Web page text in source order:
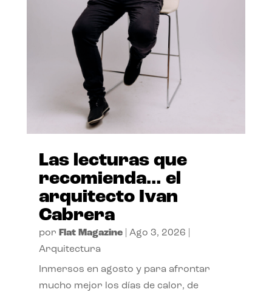
Las lecturas que
recomienda… el
arquitecto Ivan
Cabrera
por Flat Magazine| Ago 3, 2026
Arquitectura
Inmersos en agosto y para afrontar
mucho mejor los días de calor, de